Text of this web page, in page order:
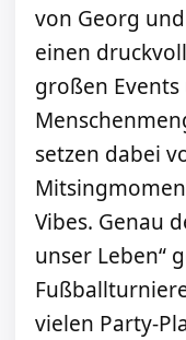
von Georg
einen
großen
setzen dabei
Vibes. Genau
unser Leben“
vielen Party-